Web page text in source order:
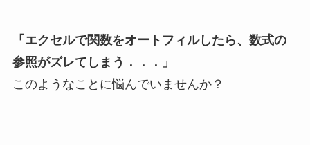
「エクセルで関数をオートフィルしたら、数式の
参照がズレてしまう．．．」
このようなことに悩んでいませんか？